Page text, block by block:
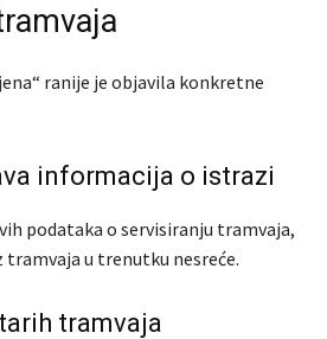
ranije je objavila konkretne
informacija o istrazi
podataka o servisiranju tramvaja,
tramvaja u trenutku nesreće.
tramvaja